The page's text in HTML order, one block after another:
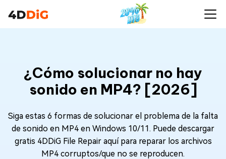
¿Cómo solucionar no hay
sonido en MP4? [2026]
Siga estas 6 formas de solucionar el problema de la falta
de sonido en MP4 en Windows 10/11. Puede descargar
gratis 4DDiG File Repair aquí para reparar los archivos
MP4 corruptos/que no se reproducen.